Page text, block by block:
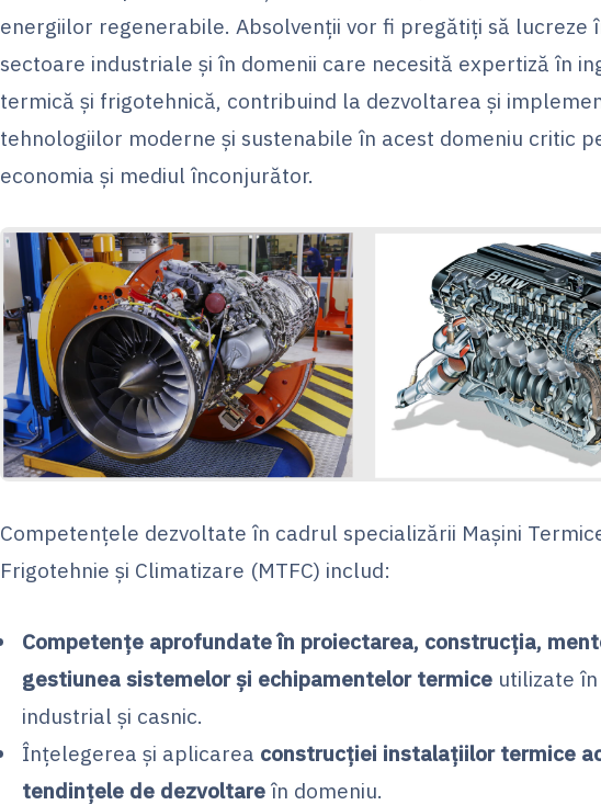
energiilor regenerabile. Absolvenții vor fi pregătiți să lucreze
sectoare industriale și în domenii care necesită expertiză în
termică și frigotehnică, contribuind la dezvoltarea și
tehnologiilor moderne și sustenabile în acest domeniu critic
economia și mediul înconjurător.
Competențele dezvoltate în cadrul specializării Mașini
Frigotehnie și Climatizare (MTFC) includ:
Competențe aprofundate în proiectarea, construcția,
gestiunea sistemelor și echipamentelor termice utilizate
industrial și casnic.
Înțelegerea și aplicarea construcției instalațiilor termice
tendințele de dezvoltare în domeniu.